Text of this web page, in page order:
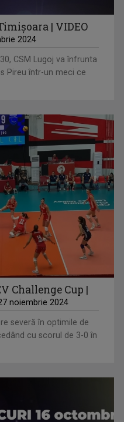
| VIDEO
2024
CSM Lugoj va înfrunta
Pireu într-un meci ce
Challenge Cup |
noiembrie 2024
severă în optimile de
cu scorul de 3-0 în